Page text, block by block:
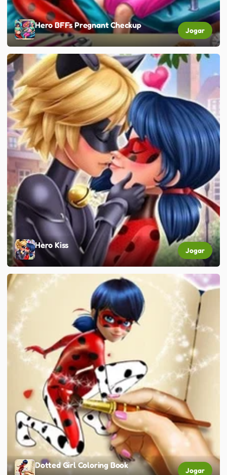
Hero BFFs Pregnant Checkup
Jogar
Hero Kiss
Jogar
Dotted Girl Coloring Book
Jogar